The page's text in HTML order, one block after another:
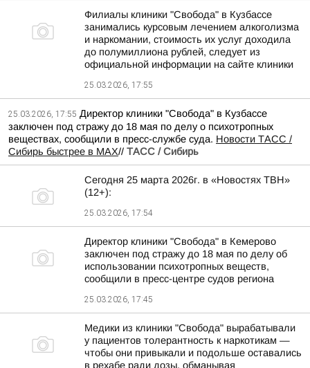
Филиалы клиники "Свобода" в Кузбассе
занимались курсовым лечением алкоголизма
и наркомании, стоимость их услуг доходила
до полумиллиона рублей, следует из
официальной информации на сайте клиники
25.03.2026, 17:55
25.03.2026, 17:55 Директор клиники "Свобода" в Кузбассе
заключен под стражу до 18 мая по делу о психотропных
веществах, сообщили в пресс-службе суда. Новости ТАСС /
Сибирь быстрее в MAX// ТАСС / Сибирь
Сегодня 25 марта 2026г. в «Новостях ТВН»
(12+):
25.03.2026, 17:54
Директор клиники "Свобода" в Кемерово
заключен под стражу до 18 мая по делу об
использовании психотропных веществ,
сообщили в пресс-центре судов региона
25.03.2026, 17:45
Медики из клиники "Свобода" вырабатывали
у пациентов толерантность к наркотикам —
чтобы они привыкали и подольше оставались
в рехабе ради дозы, обманывая